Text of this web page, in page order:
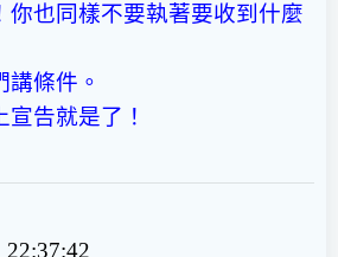
你也同樣不要執著要收到什麼
條件。
告就是了！
22:37:42